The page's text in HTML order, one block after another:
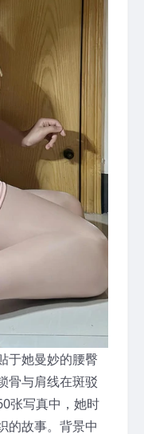
于她曼妙的腰臀
骨与肩线在斑驳
张写真中，她时
的故事。背景中